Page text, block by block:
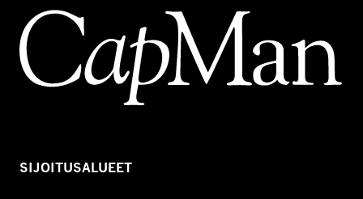
SIJOITUSALUEET